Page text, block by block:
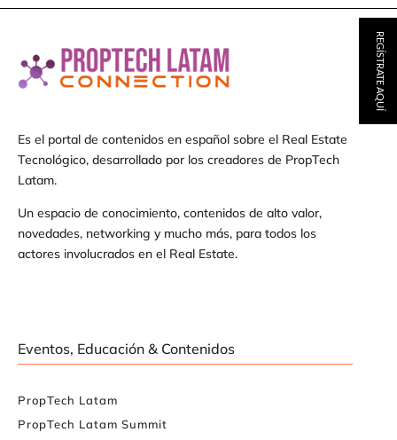
Es el portal de contenidos en español sobre el Real Estate
Tecnológico, desarrollado por los creadores de PropTech
Latam.
Un espacio de conocimiento, contenidos de alto valor,
novedades, networking y mucho más, para todos los
actores involucrados en el Real Estate.
Eventos, Educación & Contenidos
PropTech Latam
PropTech Latam Summit
REGÍSTRATE AQUÍ